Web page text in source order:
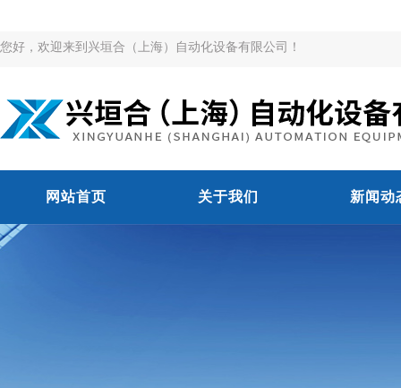
您好，欢迎来到兴垣合（上海）自动化设备有限公司！
网站首页 关于我们 新闻动